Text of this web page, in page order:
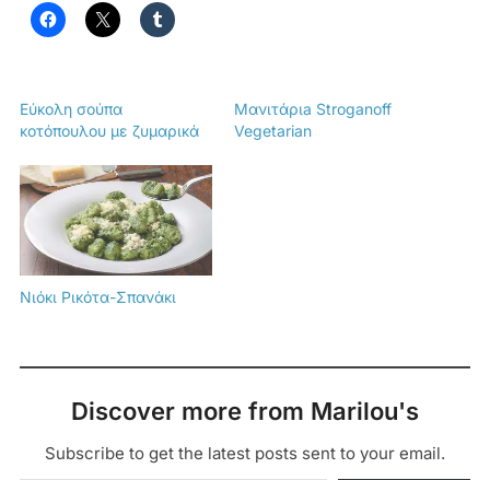
Εύκολη σούπα
κοτόπουλου με ζυμαρικά
Μανιτάριa Stroganoff
Vegetarian
Νιόκι Ρικότα-Σπανάκι
Discover more from Marilou's
Subscribe to get the latest posts sent to your email.